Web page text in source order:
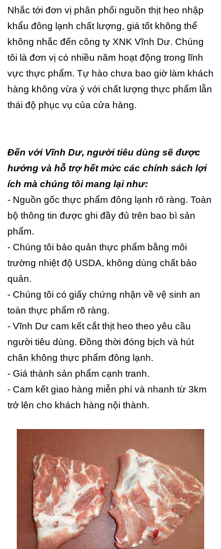
Nhắc tới đơn vị phân phối nguồn thịt heo nhập
khẩu đông lạnh chất lượng, giá tốt không thể
không nhắc đến công ty XNK Vĩnh Dư. Chúng
tôi là đơn vị có nhiều năm hoạt động trong lĩnh
vực thực phẩm. Tự hào chưa bao giờ làm khách
hàng không vừa ý với chất lượng thực phẩm lẫn
thái độ phục vụ của cửa hàng.
Đến với Vĩnh Dư, người tiêu dùng sẽ được
hưởng và hỗ trợ hết mức các chính sách lợi
ích mà chúng tôi mang lại như:
- Nguồn gốc thực phẩm đông lạnh rõ ràng. Toàn
bộ thông tin được ghi đầy đủ trên bao bì sản
phẩm.
- Chúng tôi bảo quản thực phẩm bằng môi
trường nhiệt độ USDA, không dùng chất bảo
quản.
- Chúng tôi có giấy chứng nhận về vệ sinh an
toàn thực phẩm rõ ràng.
- Vĩnh Dư cam kết cắt thịt heo theo yêu cầu
người tiêu dùng. Đồng thời đóng bịch và hút
chân không thực phẩm đông lạnh.
- Giá thành sản phẩm cạnh tranh.
- Cam kết giao hàng miễn phí và nhanh từ 3km
trở lên cho khách hàng nội thành.